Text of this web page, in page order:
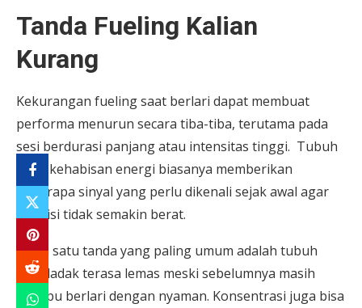
Tanda Fueling Kalian
Kurang
Kekurangan fueling saat berlari dapat membuat
performa menurun secara tiba-tiba, terutama pada
sesi berdurasi panjang atau intensitas tinggi. Tubuh
yang kehabisan energi biasanya memberikan
beberapa sinyal yang perlu dikenali sejak awal agar
kondisi tidak semakin berat.
Salah satu tanda yang paling umum adalah tubuh
mendadak terasa lemas meski sebelumnya masih
mampu berlari dengan nyaman. Konsentrasi juga bisa